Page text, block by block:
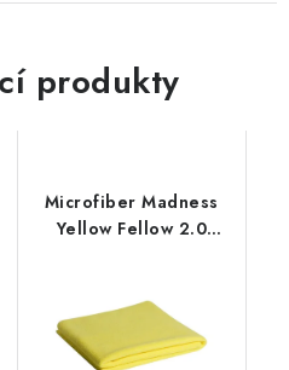
produkty
Microfiber Madness
Yellow Fellow 2.0